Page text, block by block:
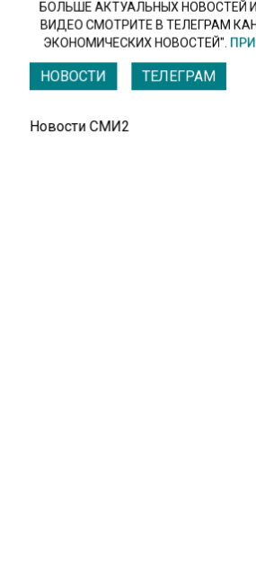
БОЛЬШЕ АКТУАЛЬНЫХ НОВОСТЕЙ
ВИДЕО СМОТРИТЕ В ТЕЛЕГРАМ
ЭКОНОМИЧЕСКИХ НОВОСТЕЙ".
НОВОСТИ ТЕЛЕГРАМ
Новости СМИ2